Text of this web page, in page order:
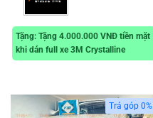
Tặng: Tặng 4.000.000 VNĐ tiền mặt
khi dán full xe 3M Crystalline
Trả góp 0%